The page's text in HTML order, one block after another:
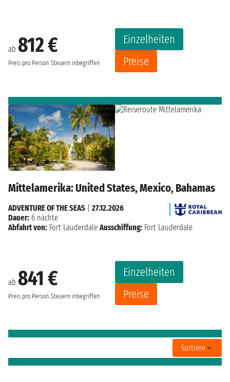
ab 812 €
Preis pro Person Steuern inbegriffen
Einzelheiten
Preise
Mittelamerika: United States, Mexico, Bahamas
ab 841 €
Preis pro Person Steuern inbegriffen
Einzelheiten
Preise
ADVENTURE OF THE SEAS
27.12.2026
Dauer: 6 nächte
Abfahrt von: Fort Lauderdale Ausschiffung: Fort Lauderdale
Sortiere